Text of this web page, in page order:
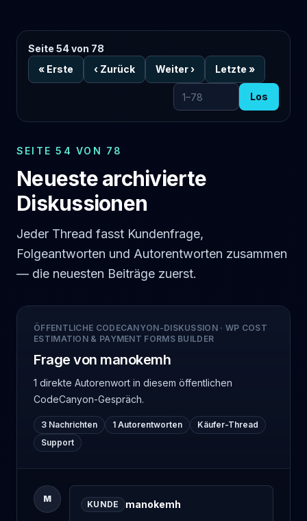
Seite 54 von 78
« Erste ‹ Zurück Weiter› Letzte »
Zur Seite
Los
SEITE 54 VON 78
Neueste archivierte
Diskussionen
Jeder Thread fasst Kundenfrage,
Folgeantworten und Autorentworten zusammen
— die neuesten Beiträge zuerst.
ÖFFENTLICHE CODECANYON-DISKUSSION· WP COST
ESTIMATION & PAYMENT FORMS BUILDER
Frage von manokemh
1 direkte Autorenwort in diesem öffentlichen
CodeCanyon-Gespräch.
3 Nachrichten 1 Autorentworten
Käufer-Thread
Support
M
KUNDE manokemh